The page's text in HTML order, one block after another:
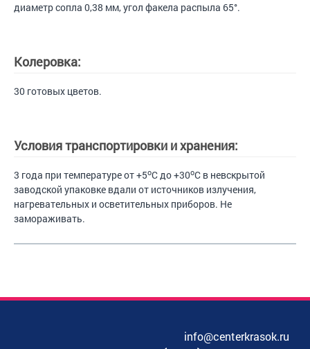
диаметр сопла 0,38 мм, угол факела распыла 65°.
Колеровка:
30 готовых цветов.
Условия транспортировки и хранения:
3 года при температуре от +5oС до +30oС в невскрытой
заводской упаковке вдали от источников излучения,
нагревательных и осветительных приборов. Не
замораживать.
info@centerkrasok.ru